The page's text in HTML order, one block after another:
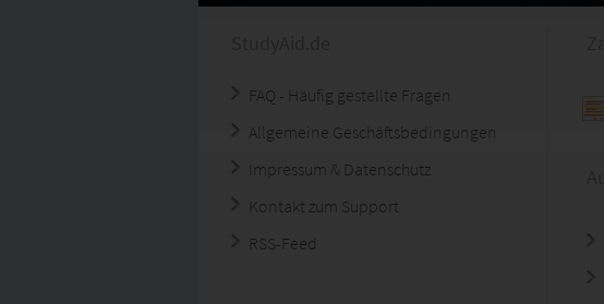
FAQ - Häufig gestellte Fragen
Allgemeine Geschäftsbedingungen
Impressum & Datenschutz
Kontakt zum Support
RSS-Feed